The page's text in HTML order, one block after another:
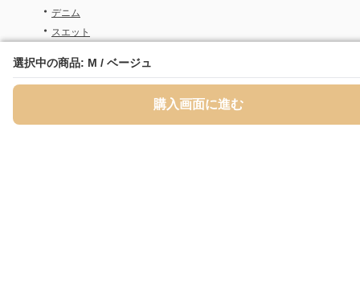
選択中の商品: M / ベージュ
購入画面に進む
選択中の商品: M / ベージュ
購入画面に進む
・ デニム
・ スエット